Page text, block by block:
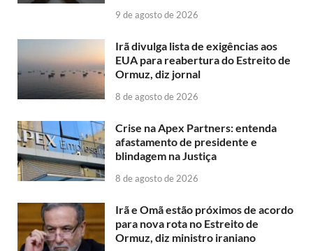
9 de agosto de 2026
Irã divulga lista de exigências aos
EUA para reabertura do Estreito de
Ormuz, diz jornal
8 de agosto de 2026
Crise na Apex Partners: entenda
afastamento de presidente e
blindagem na Justiça
8 de agosto de 2026
Irã e Omã estão próximos de acordo
para nova rota no Estreito de
Ormuz, diz ministro iraniano